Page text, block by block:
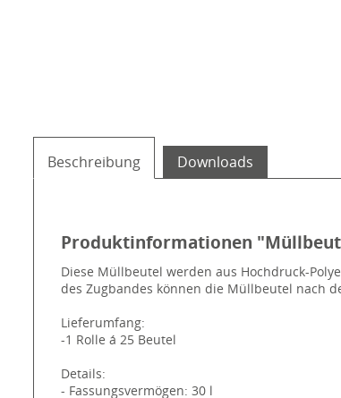
Beschreibung Downloads
Produktinformationen
Diese Müllbeutel werden aus Hochdruck-
des Zugbandes können die Müllbeutel nach
Lieferumfang:
-1 Rolle á 25 Beutel
Details:
- Fassungsvermögen: 30 l